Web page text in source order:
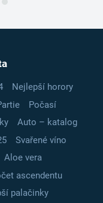
Nejlepší horory
Počasí
Auto – katalog
Svařené víno
Aloe vera
ascendentu
palačinky